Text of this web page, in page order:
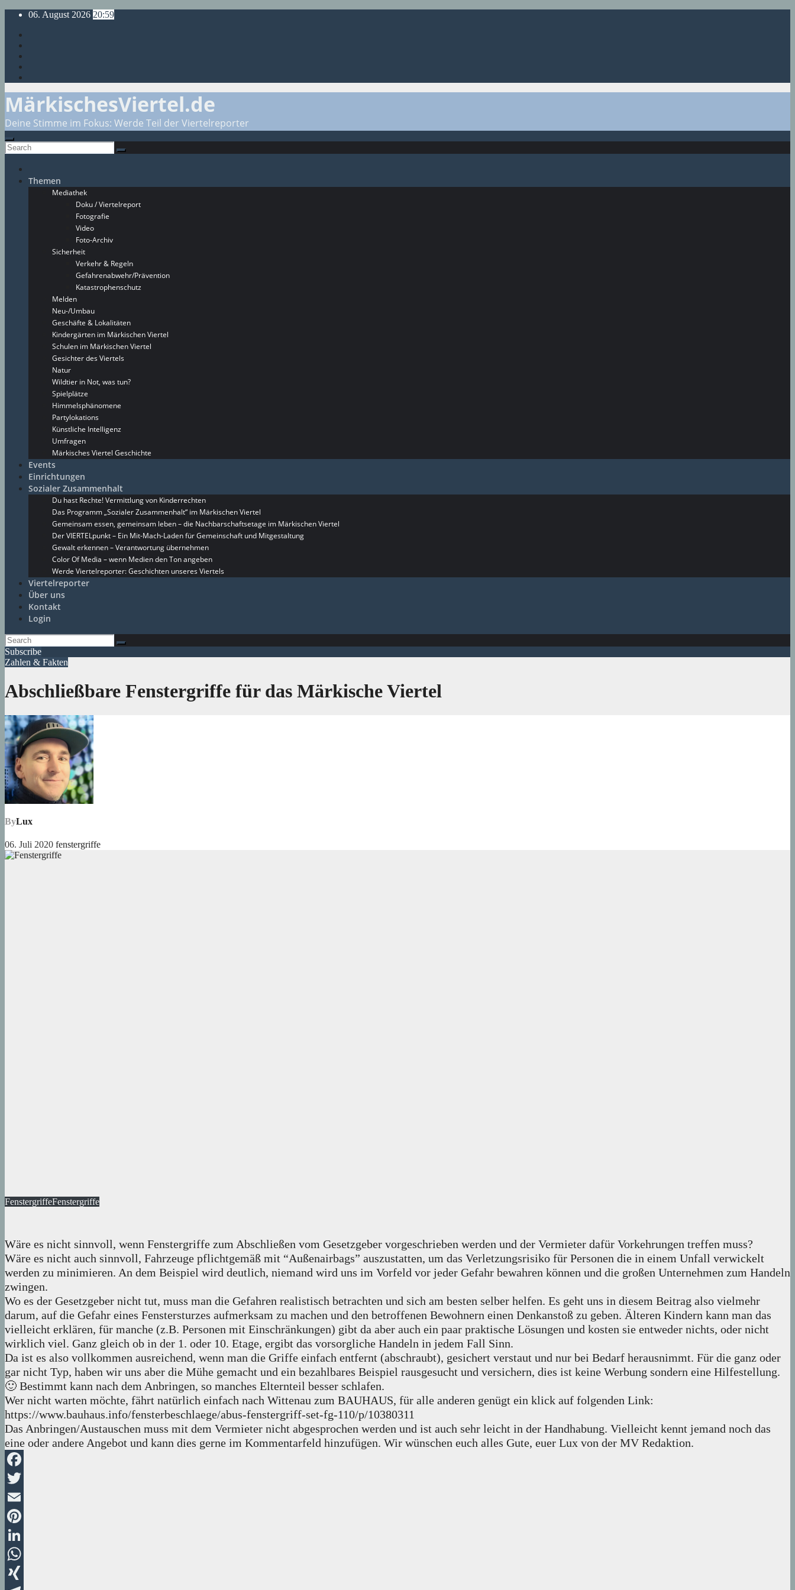
Skip
content
06. August 2026 20:59
MärkischesViertel.de
Deine Stimme im Fokus: Werde Teil der Viertelreporter
Themen
Mediathek
Doku / Viertelreport
Fotografie
Video
Foto-Archiv
Sicherheit
Verkehr & Regeln
Gefahrenabwehr/Prävention
Katastrophenschutz
Melden
Neu-/Umbau
Geschäfte & Lokalitäten
Kindergärten im Märkischen Viertel
Schulen im Märkischen Viertel
Gesichter des Viertels
Natur
Wildtier in Not, was tun?
Spielplätze
Himmelsphänomene
Partylokations
Künstliche Intelligenz
Umfragen
Märkisches Viertel Geschichte
Events
Einrichtungen
Sozialer Zusammenhalt
Du hast Rechte! Vermittlung von Kinderrechten
Das Programm „Sozialer Zusammenhalt“ im Märkischen Viertel
Gemeinsam essen, gemeinsam leben – die Nachbarschaftsetage im Märkischen Viertel
Der VIERTELpunkt – Ein Mit-Mach-Laden für Gemeinschaft und Mitgestaltung
Gewalt erkennen – Verantwortung übernehmen
Color Of Media – wenn Medien den Ton angeben
Werde Viertelreporter: Geschichten unseres Viertels
Viertelreporter
Über uns
Kontakt
Login
Subscribe
Zahlen & Fakten
Abschließbare Fenstergriffe für das Märkische Viertel
ByLux
06. Juli 2020 fenstergriffe
FenstergriffeFenstergriffe
Wäre es nicht sinnvoll, wenn Fenstergriffe zum Abschließen vom Gesetzgeber vorgeschrieben werden und der Vermieter dafür Vorkehrungen treffen muss?
Wäre es nicht auch sinnvoll, Fahrzeuge pflichtgemäß mit “Außenairbags” auszustatten, um das Verletzungsrisiko für Personen die in einem Unfall verwickelt
werden zu minimieren. An dem Beispiel wird deutlich, niemand wird uns im Vorfeld vor jeder Gefahr bewahren können und die großen Unternehmen zum Handeln
zwingen.
Wo es der Gesetzgeber nicht tut, muss man die Gefahren realistisch betrachten und sich am besten selber helfen. Es geht uns in diesem Beitrag also vielmehr
darum, auf die Gefahr eines Fenstersturzes aufmerksam zu machen und den betroffenen Bewohnern einen Denkanstoß zu geben. Älteren Kindern kann man das
vielleicht erklären, für manche (z.B. Personen mit Einschränkungen) gibt da aber auch ein paar praktische Lösungen und kosten sie entweder nichts, oder nicht
wirklich viel. Ganz gleich ob in der 1. oder 10. Etage, ergibt das vorsorgliche Handeln in jedem Fall Sinn.
Da ist es also vollkommen ausreichend, wenn man die Griffe einfach entfernt (abschraubt), gesichert verstaut und nur bei Bedarf herausnimmt. Für die ganz oder
gar nicht Typ, haben wir uns aber die Mühe gemacht und ein bezahlbares Beispiel rausgesucht und versichern, dies ist keine Werbung sondern eine Hilfestellung.
🙂 Bestimmt kann nach dem Anbringen, so manches Elternteil besser schlafen.
Wer nicht warten möchte, fährt natürlich einfach nach Wittenau zum BAUHAUS, für alle anderen genügt ein klick auf folgenden Link:
https://www.bauhaus.info/fensterbeschlaege/abus-fenstergriff-set-fg-110/p/10380311
Das Anbringen/Austauschen muss mit dem Vermieter nicht abgesprochen werden und ist auch sehr leicht in der Handhabung. Vielleicht kennt jemand noch das
eine oder andere Angebot und kann dies gerne im Kommentarfeld hinzufügen. Wir wünschen euch alles Gute, euer Lux von der MV Redaktion.
Facebook
Twitter
Email
Pinterest
LinkedIn
WhatsApp